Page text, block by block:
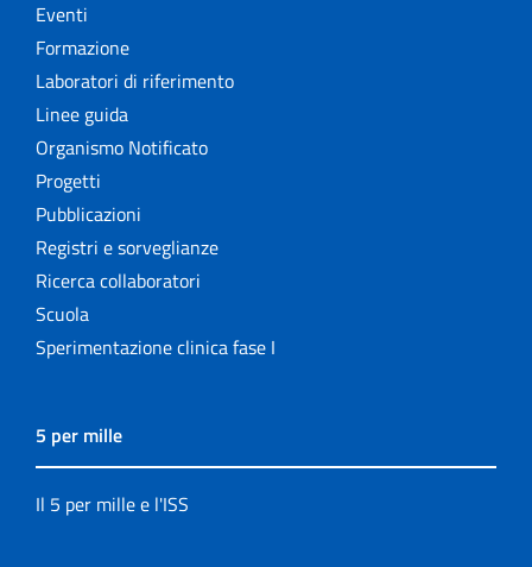
Eventi
Formazione
Laboratori di riferimento
Linee guida
Organismo Notificato
Progetti
Pubblicazioni
Registri e sorveglianze
Ricerca collaboratori
Scuola
Sperimentazione clinica fase I
5 per mille
Il 5 per mille e l'ISS